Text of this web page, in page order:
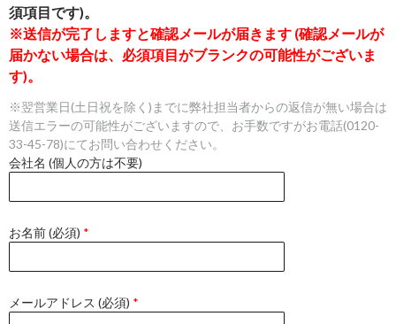
須項目です)。
※送信が完了しますと確認メールが届きます (確認メールが
届かない場合は、必須項目がブランクの可能性がございま
す)。
※翌営業日(土日祝を除く)までに弊社担当者からの返信が無い場合は
送信エラーの可能性がございますので、お手数ですがお電話(0120-
33-45-78)にてお問い合わせください。
会社名 (個人の方は不要)
お名前 (必須) *
メールアドレス (必須) *